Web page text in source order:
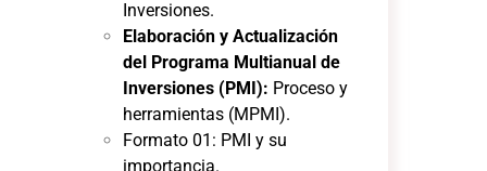
Inversiones.
Elaboración y Actualización
del Programa Multianual de
Inversiones (PMI): Proceso y
herramientas (MPMI).
Formato 01: PMI y su
importancia.